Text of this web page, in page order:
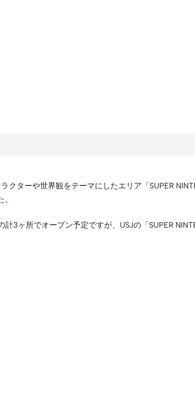
ターや世界観をテーマにしたエリア「SUPER
3ヶ所でオープン予定ですが、USJの「SUPER